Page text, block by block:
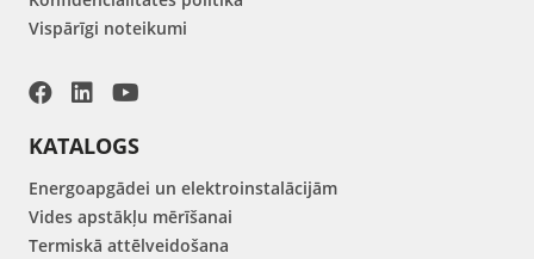
Vispārīgi noteikumi
KATALOGS
Energoapgādei un elektroinstalācijām
Vides apstākļu mērīšanai
Termiskā attēlveidošana